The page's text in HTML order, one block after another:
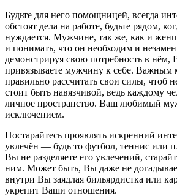
Будьте для него помощницей, всегда
обстоят дела на работе, будьте рядом,
нуждается. Мужчине, так же, как и
и понимать, что он необходим и
демонстрируя свою потребность в
привязываете мужчину к себе. Важным
правильно рассчитать свои силы, чтоб
стоит быть навязчивой, ведь каждому
личное пространство. Ваш любимый
исключением.
Постарайтесь проявлять искренний
увлечён — будь то футбол, теннис или
Вы не разделяете его увлечений,
ним. Может быть, Вы даже не
внутри Вы заядлая бильярдистка или
укрепит Ваши отношения.